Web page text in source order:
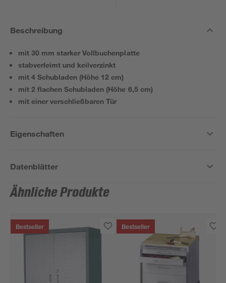
Beschreibung
mit 30 mm starker Vollbuchenplatte
stabverleimt und keilverzinkt
mit 4 Schubladen (Höhe 12 cm)
mit 2 flachen Schubladen (Höhe 6,5 cm)
mit einer verschließbaren Tür
Eigenschaften
Datenblätter
Ähnliche Produkte
Bestseller Bestseller